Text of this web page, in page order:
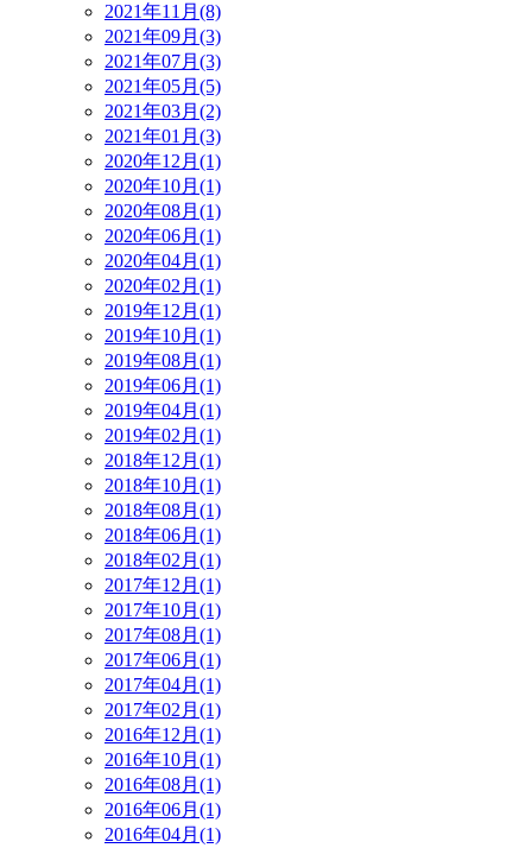
2021年11月(8)
2021年09月(3)
2021年07月(3)
2021年05月(5)
2021年03月(2)
2021年01月(3)
2020年12月(1)
2020年10月(1)
2020年08月(1)
2020年06月(1)
2020年04月(1)
2020年02月(1)
2019年12月(1)
2019年10月(1)
2019年08月(1)
2019年06月(1)
2019年04月(1)
2019年02月(1)
2018年12月(1)
2018年10月(1)
2018年08月(1)
2018年06月(1)
2018年02月(1)
2017年12月(1)
2017年10月(1)
2017年08月(1)
2017年06月(1)
2017年04月(1)
2017年02月(1)
2016年12月(1)
2016年10月(1)
2016年08月(1)
2016年06月(1)
2016年04月(1)